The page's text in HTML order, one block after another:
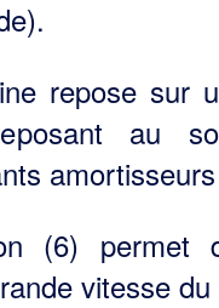
repose sur
au
(6) permet
vitesse